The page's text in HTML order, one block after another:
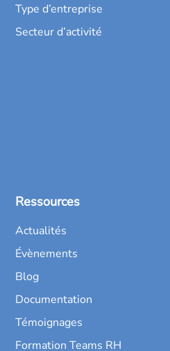
Type d’entreprise
Secteur d’activité
Ressources
Actualités
Évènements
Blog
Documentation
Témoignages
Formation Teams RH